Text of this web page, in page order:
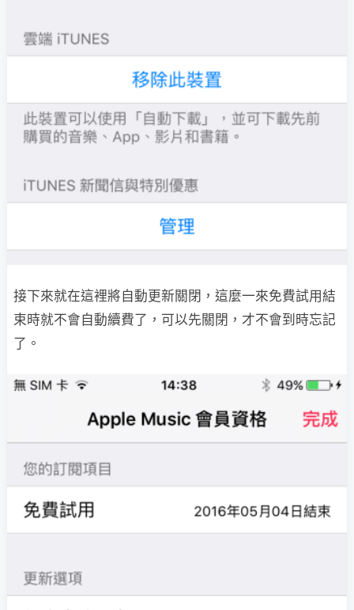
接下來就在這裡將自動更新關閉，這麼一來免費試用結
束時就不會自動續費了，可以先關閉，才不會到時忘記
了。